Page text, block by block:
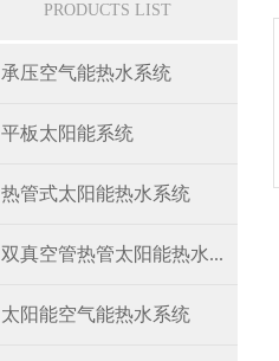
PRODUCTS LIST
承压空气能热水系统
平板太阳能系统
热管式太阳能热水系统
双真空管热管太阳能热水...
太阳能空气能热水系统